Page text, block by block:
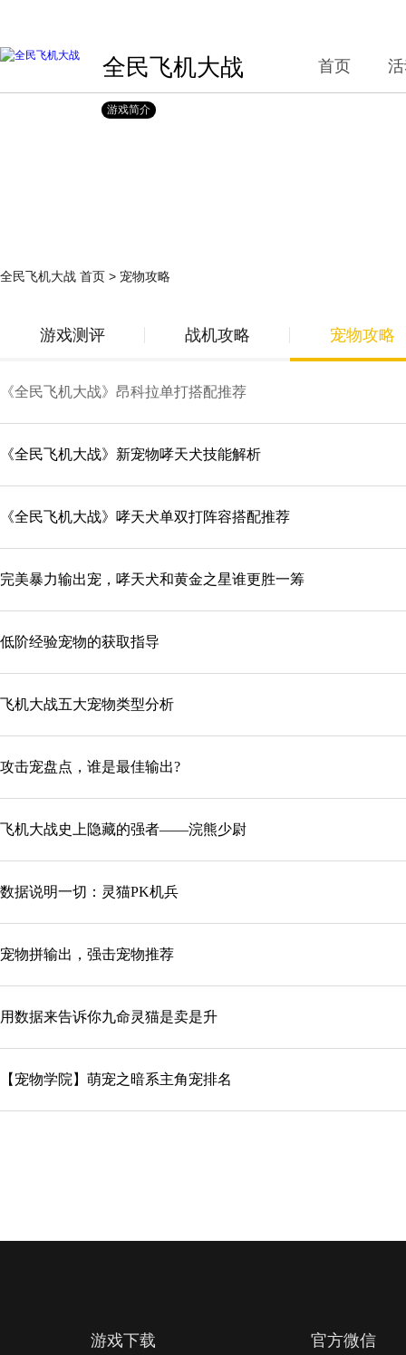
全民飞机大战
游戏简介
首页
全民飞机大战 首页 > 宠物攻略
游戏测评 战机攻略 宠物攻略
《全民飞机大战》昂科拉单打搭配推荐
《全民飞机大战》新宠物哮天犬技能解析
《全民飞机大战》哮天犬单双打阵容搭配推荐
完美暴力输出宠，哮天犬和黄金之星谁更胜一筹
低阶经验宠物的获取指导
飞机大战五大宠物类型分析
攻击宠盘点，谁是最佳输出?
飞机大战史上隐藏的强者——浣熊少尉
数据说明一切：灵猫PK机兵
宠物拼输出，强击宠物推荐
用数据来告诉你九命灵猫是卖是升
【宠物学院】萌宠之暗系主角宠排名
游戏下载 官方微信